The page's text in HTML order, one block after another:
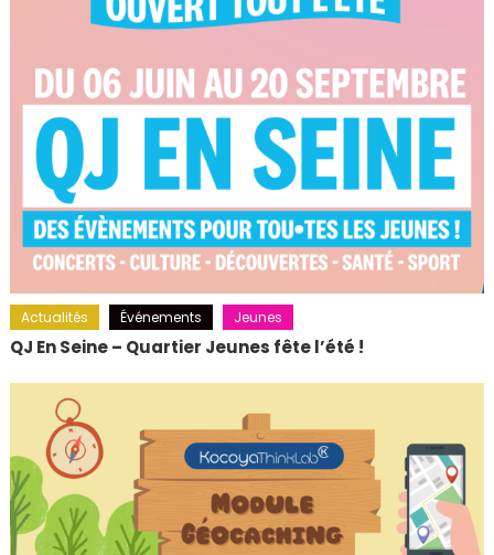
Actualités Événements Jeunes
QJ En Seine – Quartier Jeunes fête l’été !